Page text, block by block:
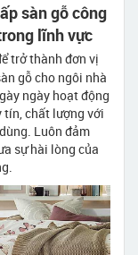
sàn gỗ công
lĩnh vực
trở thành đơn vị
gỗ cho ngôi nhà
ngày hoạt động
tín, chất lượng với
Luôn đảm
sự hài lòng của